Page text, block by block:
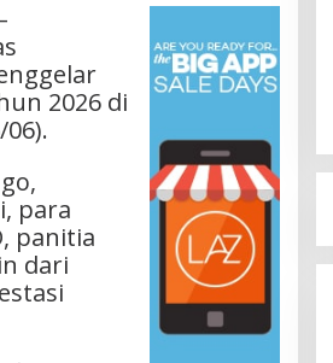
2026 di
para
panitia
dari